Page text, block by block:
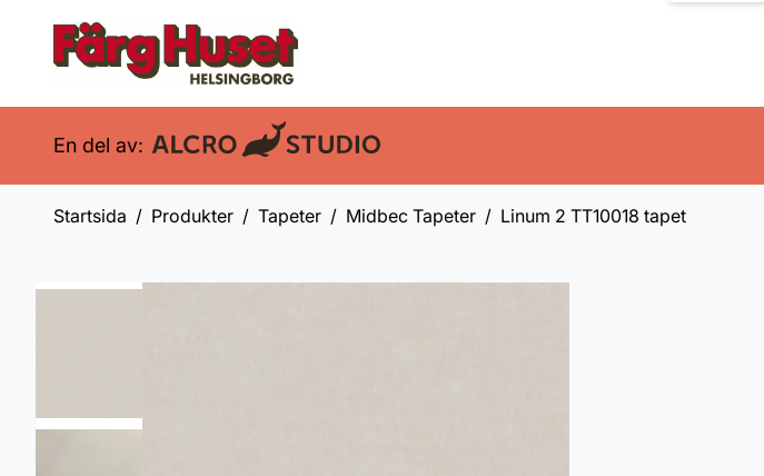
En del av:
Startsida Produkter Tapeter Midbec Tapeter Linum 2 TT10018 tapet